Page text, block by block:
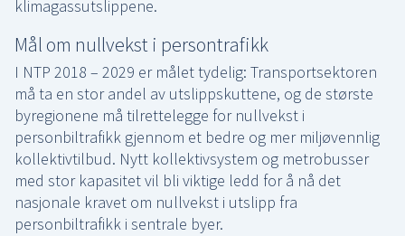
klimagassutslippene.
Mål om nullvekst i persontrafikk
I NTP 2018 – 2029 er målet tydelig: Transportsektoren
må ta en stor andel av utslippskuttene, og de største
byregionene må tilrettelegge for nullvekst i
personbiltrafikk gjennom et bedre og mer miljøvennlig
kollektivtilbud. Nytt kollektivsystem og metrobusser
med stor kapasitet vil bli viktige ledd for å nå det
nasjonale kravet om nullvekst i utslipp fra
personbiltrafikk i sentrale byer.